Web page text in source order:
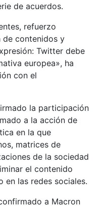
de acuerdos.
refuerzo
de contenidos y
Twitter debe
europea», ha
con el
la participación
a la acción de
en la que
matrices de
de la sociedad
el contenido
las redes sociales.
a Macron